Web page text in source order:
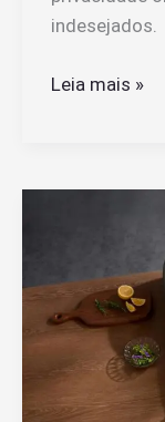
indesejados.
Como
Melhorar
Sua
Navegação
Leia mais »